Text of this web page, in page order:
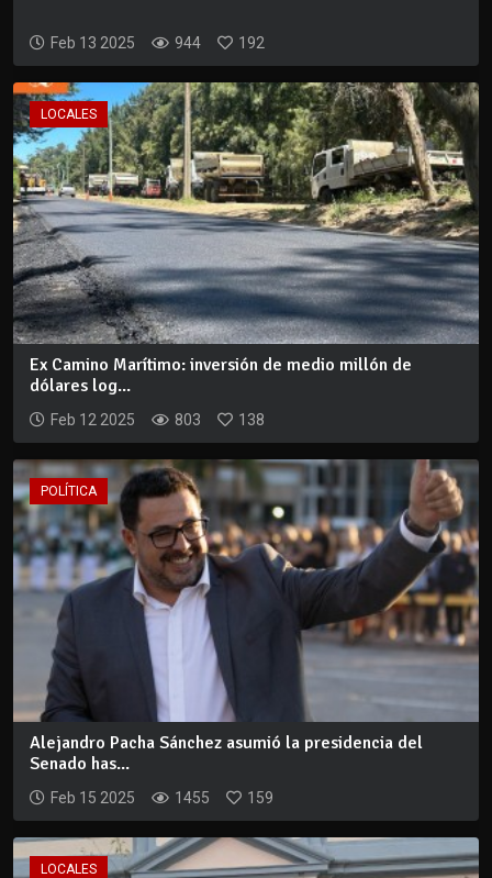
Feb 13 2025 944 192
LOCALES
Ex Camino Marítimo: inversión de medio millón de
dólares log...
Feb 12 2025 803 138
POLÍTICA
Alejandro Pacha Sánchez asumió la presidencia del
Senado has...
Feb 15 2025 1455 159
LOCALES